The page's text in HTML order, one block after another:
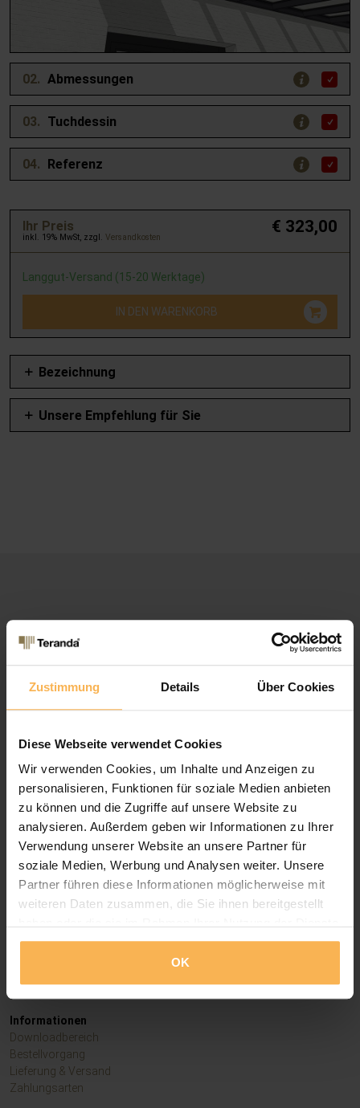
Zustimmung Details Über Cookies
Diese Webseite verwendet Cookies
Wir verwenden Cookies, um Inhalte und Anzeigen zu
personalisieren, Funktionen für soziale Medien anbieten
zu können und die Zugriffe auf unsere Website zu
analysieren. Außerdem geben wir Informationen zu Ihrer
Verwendung unserer Website an unsere Partner für
soziale Medien, Werbung und Analysen weiter. Unsere
Partner führen diese Informationen möglicherweise mit
weiteren Daten zusammen, die Sie ihnen bereitgestellt
gesammelt haben.
OK
02. Abmessungen
03. Tuchdessin
04. Referenz
Ihr Preis
inkl. 19% MwSt, zzgl. Versandkosten
€ 323,00
Langgut-Versand (15-20 Werktage)
IN DEN WARENKORB
Bezeichnung
Unsere Empfehlung für Sie
Das Unternehmen
Jobs & Stellenangebote
Kontakt
Quicklinks
Konfigurator
Online Shop
Aufmaß-Info Terrassendach
Termin / Rückruf einplanen
Ratgeber & Technische Info
Gratis Inspirationsbuch
Katalog-/ Preisfrage
Rechtliches
Impressum
AGB
.
Informationen
Downloadbereich
Bestellvorgang
Lieferung & Versand
Zahlungsarten